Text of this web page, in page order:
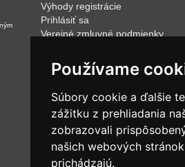
Používame
Súbory cookie a ďalšie
zážitku z prehliadania
zobrazovali
našich webových
prichádzajú.
Výhody registrácie
Prihlásiť sa
Verejné zmluvné podmienky
VOP
FAQ
Rýchle vyhľadávanie
Partneri
Ponuka pre mediálne agentúry
NET -SITE:IT s.r.o.